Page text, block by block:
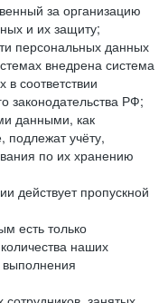
за организацию
и их защиту;
персональных данных
внедрена система
соответствии
законодательства РФ;
данными, как
подлежат учёту,
по их хранению
действует пропускной
есть только
наших
выполнения